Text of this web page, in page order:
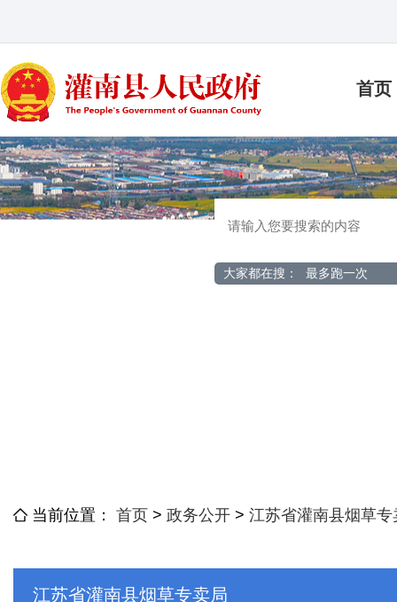
首页
大家都在搜： 最多跑一次
当前位置： 首页 > 政务公开 > 江苏省灌南县烟草专
江苏省灌南县烟草专卖局